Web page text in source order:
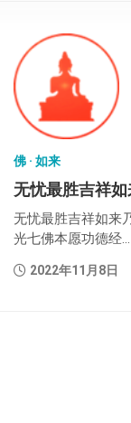
佛 · 如来
无忧最胜吉祥如
无忧最胜吉祥如来
光七佛本愿功德经...
2022年11月8日